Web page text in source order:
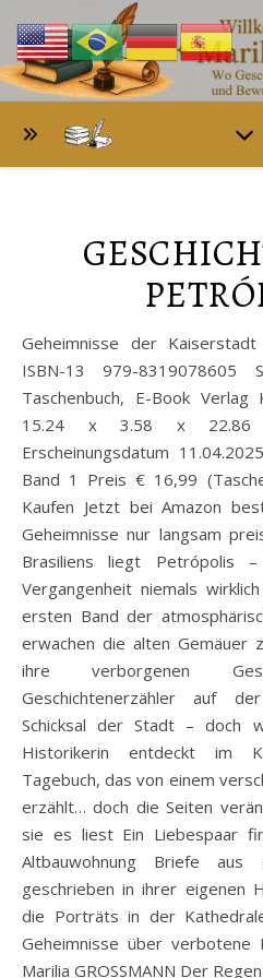
Geheimnisse der Kaiserstadt Autor Marilia Grossmann
ISBN-13 979-8319078605
Taschenbuch, E-Book Verlag
15.24 x 3.58 x 22.86
Erscheinungsdatum
Band 1 Preis € 16,99
Kaufen Jetzt bei Amazon
Geheimnisse nur langsam
Brasiliens liegt Petrópolis
Vergangenheit niemals
ersten Band der
erwachen die alten Gemäuer
ihre verborgenen
Geschichtenerzähler auf
Schicksal der Stadt – doch
Historikerin entdeckt im
Tagebuch, das von einem
erzählt… doch die Seiten
sie es liest Ein Liebespaar
Altbauwohnung Briefe
geschrieben in ihrer eigenen
die Porträts in der
Geheimnisse über verbotene
Marilia GROSSMANN Der